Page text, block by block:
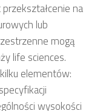
na
lub
mogą
life sciences.
elementów:
wysokości